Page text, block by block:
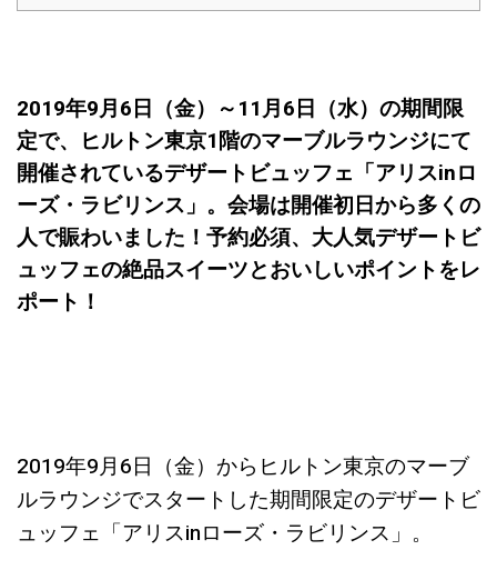
2019年9月6日（金）～11月6日（水）の期間限
定で、ヒルトン東京1階のマーブルラウンジにて
開催されているデザートビュッフェ「アリスinロ
ーズ・ラビリンス」。会場は開催初日から多くの
人で賑わいました！予約必須、大人気デザートビ
ュッフェの絶品スイーツとおいしいポイントをレ
ポート！
2019年9月6日（金）からヒルトン東京のマーブ
ルラウンジでスタートした期間限定のデザートビ
ュッフェ「アリスinローズ・ラビリンス」。